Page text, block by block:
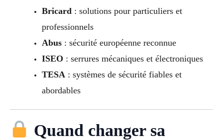
Bricard : solutions pour particuliers et
professionnels
Abus: sécurité européenne reconnue
ISEO : serrures mécaniques et électroniques
TESA : systèmes de sécurité fiables et
abordables
Quand changer sa